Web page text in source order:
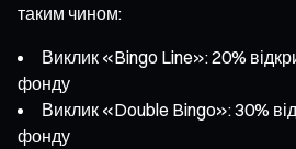
таким чином:
Виклик «Bingo Line»: 20%
фонду
Виклик «Double Bingo»: 30%
фонду